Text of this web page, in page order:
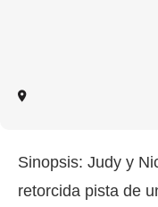
Sinopsis: Judy y
retorcida pista de